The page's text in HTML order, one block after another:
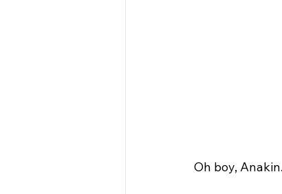
Oh boy, Anakin.